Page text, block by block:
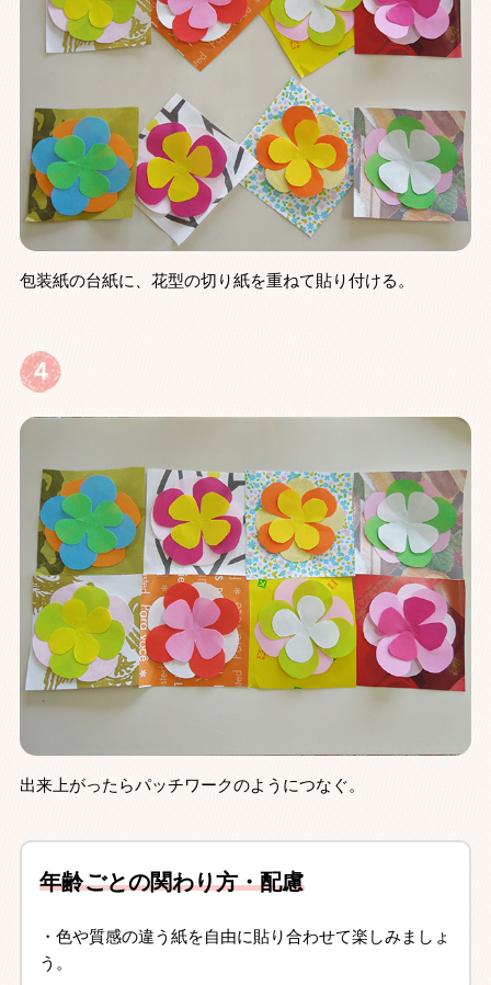
包装紙の台紙に、花型の切り紙を重ねて貼り付ける。
４
出来上がったらパッチワークのようにつなぐ。
年齢ごとの関わり方・配慮
・色や質感の違う紙を自由に貼り合わせて楽しみましょ
う。